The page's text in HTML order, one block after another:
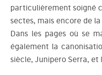
particulièrement soigné
sectes, mais encore de
Dans les pages où se
également la
siècle, Junipero Serra,